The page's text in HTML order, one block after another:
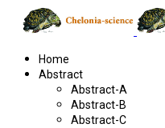
Home
Abstract
Abstract-A
Abstract-B
Abstract-C